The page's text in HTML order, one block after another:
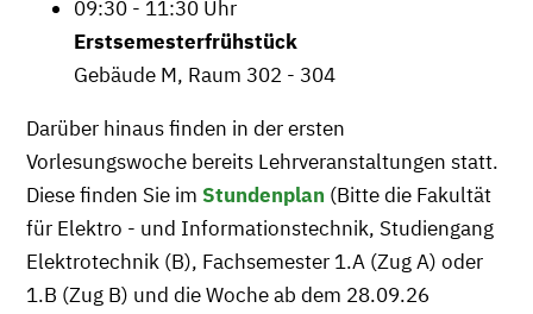
09:30 - 11:30 Uhr
Erstsemesterfrühstück
Gebäude M, Raum 302 - 304
Darüber hinaus finden in der ersten
Vorlesungswoche bereits Lehrveranstaltungen statt.
Diese finden Sie im Stundenplan (Bitte die Fakultät
für Elektro - und Informationstechnik, Studiengang
Elektrotechnik (B), Fachsemester 1.A (Zug A) oder
1.B (Zug B) und die Woche ab dem 28.09.26